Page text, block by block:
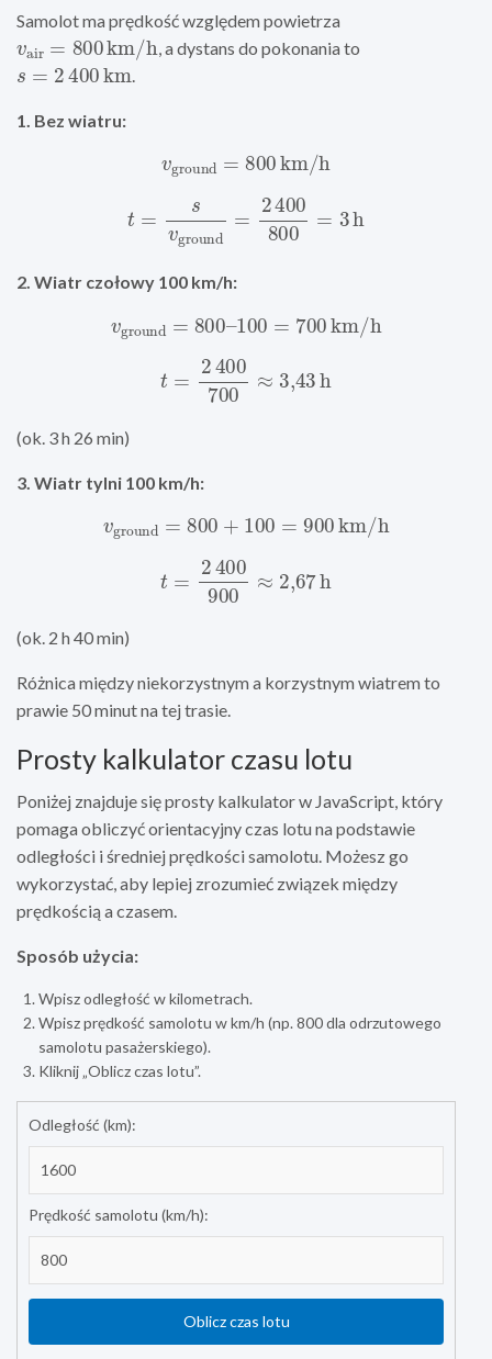
Samolot ma prędkość względem powietrza
vair=800km/h
, a dystans do pokonania to
s=2 400km
.
1. Bez wiatru:
v =800km/h
ground 400800
2. Wiatr czołowy 100 km/h:
v =800 –100 700km/h
400700
(ok. 3 h 26 min)
3. Wiatr tylni 100 km/h:
v ground=800 +100 900km/h
400900
(ok. 2 h 40 min)
Różnica między niekorzystnym a korzystnym wiatrem to
prawie 50 minut na tej trasie.
Prosty kalkulator czasu lotu
Poniżej znajduje się prosty kalkulator w JavaScript, który
pomaga obliczyć orientacyjny czas lotu na podstawie
odległości i średniej prędkości samolotu. Możesz go
wykorzystać, aby lepiej zrozumieć związek między
prędkością a czasem.
Sposób użycia:
Wpisz odległość w kilometrach.
Wpisz prędkość samolotu w km/h (np. 800 dla odrzutowego
samolotu pasażerskiego).
Kliknij „Oblicz czas lotu”.
Odległość (km):
Prędkość samolotu (km/h):
Oblicz czas lotu